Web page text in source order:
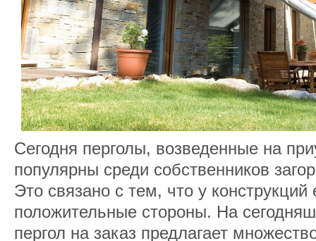
Сегодня перголы, возведенные на
популярны среди собственников
Это связано с тем, что у
положительные стороны. На
пергол на заказ предлагает